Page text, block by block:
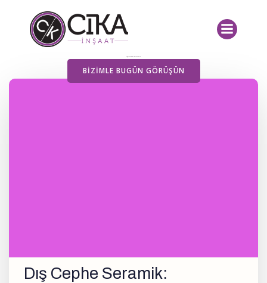
BIZIMLE BUGÜN GÖRÜŞÜN
Yayımlanan Yazılarımız
Dış Cephe Seramik: